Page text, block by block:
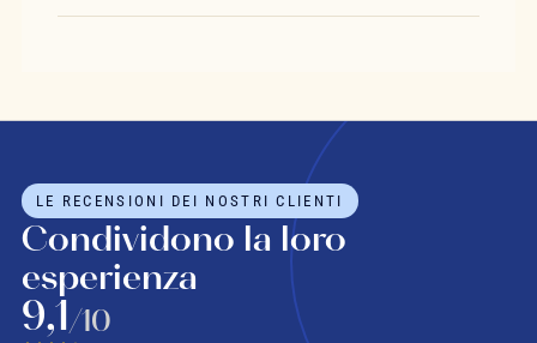
LE RECENSIONI DEI NOSTRI CLIENTI
Condividono la loro
esperienza
9,1/10